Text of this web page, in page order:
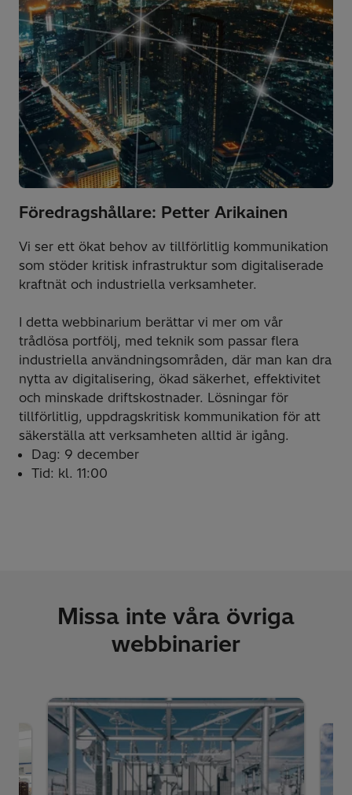
Föredragshållare: Petter Arikainen
Vi ser ett ökat behov av tillförlitlig kommunikation
som stöder kritisk infrastruktur som digitaliserade
kraftnät och industriella verksamheter.
I detta webbinarium berättar vi mer om vår
trådlösa portfölj, med teknik som passar flera
industriella användningsområden, där man kan dra
nytta av digitalisering, ökad säkerhet, effektivitet
och minskade driftskostnader. Lösningar för
tillförlitlig, uppdragskritisk kommunikation för att
säkerställa att verksamheten alltid är igång.
Dag: 9 december
Tid: kl. 11:00
Missa inte våra övriga
webbinarier